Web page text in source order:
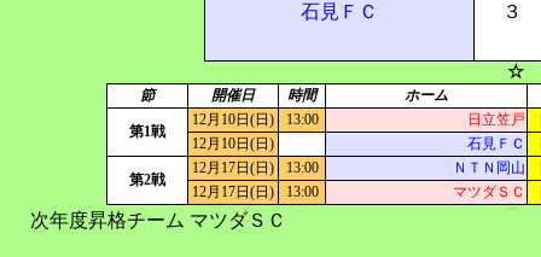
石見ＦＣ ３
☆
節 開催日 時間 ホーム
第1戦
12月10日(日) 13:00 日立笠戸
12月10日(日)
石見ＦＣ
第2戦
12月17日(日) 13:00 ＮＴＮ岡山
12月17日(日)
13:00 マツダＳＣ
次年度昇格チーム マツダＳＣ